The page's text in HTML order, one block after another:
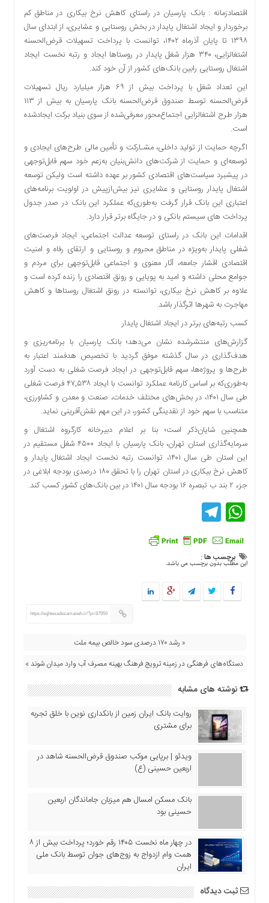
نفت
انرژی
فناوری
منظقه
دسترسی
سریع
تماس
درباره
کتاب
پلیس،امنیت
جامعه
گرایی
اخبار
سایت
اجتماعی
اقتصادی
فرهنگ
بین
الملل
یادداشت
چند
یادداشت
اقتصادزمانه : بانک پارسیان در راستای کاهش نرخ بیکاری در مناطق کم
برخوردار و ایجاد اشتغال پایدار در بخش روستایی و عشایری، از ابتدای سال
۱۳۹۸ تا پایان آذرماه ۱۴۰۲، توانست با پرداخت تسهیلات قرض‌الحسنه
اشتغالزایی، ۳۴۰ هزار شغل پایدار در روستاها ایجاد و رتبه نخست ایجاد
اشتغال روستایی رابین بانک‌های کشور از آن خود کند.
این تعداد شغل با پرداخت بیش از ۶۹ هزار میلیارد ریال تسهیلات
قرض‌الحسنه توسط صندوق قرض‌الحسنه بانک پارسیان به بیش از ۱۱۳
هزار طرح اشتغالزایی اجتماع‌محور معرفی‌شده از سوی بنیاد برکت ایجادشده
است.
اگرچه حمایت از تولید داخلی، مشـارکت و تأمین مالی طرح‌های ایجادی و
توسعه‌ای و حمایت از شرکت‌های دانش‌بنیان به‌زعم خود سهم قابل‌توجهی
در پیشبرد سیاست‌های اقتصادی کشور بر عهده داشته است ولیکن توسعه
اشتغال پایدار روستایی و عشایری نیز بیش‌ازپیش در اولویت برنامه‌های
اعتباری این بانک قرار گرفت به‌طوری‌که عملکرد این بانک در صدر جدول
پرداخت های سیستم بانکی و در جایگاه برتر قرار دارد.
اقدامات این بانک در راستای توسعه عدالت اجتماعی، ایجاد فرصت‌های
شغلی پایدار به‌ویژه در مناطق محروم و روستایی و ارتقای رفاه و امنیت
اقتصادی اقشار جامعه، آثار معنوی و اجتماعی قابل‌توجهی برای مردم و
جوامع محلی داشته و امید به پویایی و رونق اقتصادی را زنده کرده است و
علاوه بر کاهش نرخ بیکاری، توانسته در رونق اشتغال روستاها و کاهش
مهاجرت به شهرها اثرگذار باشد.
کسب رتبه‌های برتر در ایجاد اشتغال پایدار
گزارش‌های منتشرشده نشان می‌دهد؛ بانک پارسیان با برنامه‌ریزی و
هدف‌گذاری در سال گذشته موفق گردید با تخصیص هدفمند اعتبار به
طرح‌ها و پروژه‌ها، سهم قابل‌توجهی در ایجاد فرصت شغلی به دست آورد
به‌طوری‌که بر اساس کارنامه عملکرد توانست با ایجاد ۴۷,۵۳۸ فرصت شغلی
طی سال ۱۴۰۱، در بخش‌های مختلف خدمات، صنعت و معدن و کشاورزی،
متناسب با سهم خود از نقدینگی کشور، در این مهم نقش‌آفرینی نماید.
همچنین شایان‌ذکر است؛ بنا بر اعلام دبیرخانه کارگروه اشتغال و
سرمایه‌گذاری استان تهران، بانک پارسیان با ایجاد ۴۵۰۰ شغل مستقیم در
این استان طی سال ۱۴۰۱، توانست رتبه نخست ایجاد اشتغال پایدار و
کاهش نرخ بیکاری در استان تهران را با تحقق ۱۸۰ درصدی بودجه ابلاغی در
جزء ۲ بند ب تبصره ۱۶ بودجه سال ۱۴۰۱ در بین بانک‌های کشور کسب کند.
WhatsApp
Telegram
برچسب ها :
این مطلب بدون برچسب می باشد.
https://eghtesadezamaneh.ir/?p=87959
« رشد ۱۷۰ درصدی سود خالص بیمه ملت
دستگاه‌های فرهنگی در زمینه ترویج فرهنگ بهینه مصرف آب وارد میدان شوند »
نوشته های مشابه
روایت بانک ایران زمین از بانکداری نوین با خلق تجربه
برای مشتری
ویدئو | برپایی موکب صندوق قرض‌الحسنه شاهد در
اربعین حسینی (ع)
بانک مسکن امسال هم میزبان جاماندگان اربعین
حسینی بود
در چهار ماه نخست ۱۴۰۵ رقم خورد؛ پرداخت بیش از ۸
همت وام ازدواج به زوج‌های جوان توسط بانک ملی
ایران
ثبت دیدگاه